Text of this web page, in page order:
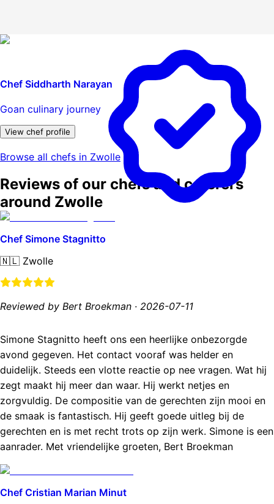
Chef Siddharth Narayan
Goan culinary journey
View chef profile
Browse all chefs in Zwolle
Reviews of our chefs and caterers
around Zwolle
Chef Simone Stagnitto
🇳🇱 Zwolle
Reviewed by Bert Broekman · 2026-07-11
Simone Stagnitto heeft ons een heerlijke onbezorgde
avond gegeven. Het contact vooraf was helder en
duidelijk. Steeds een vlotte reactie op nee vragen. Wat hij
zegt maakt hij meer dan waar. Hij werkt netjes en
zorgvuldig. De compositie van de gerechten zijn mooi en
de smaak is fantastisch. Hij geeft goede uitleg bij de
gerechten en is met recht trots op zijn werk. Simone is een
aanrader. Met vriendelijke groeten, Bert Broekman
Chef Cristian Marian Minut